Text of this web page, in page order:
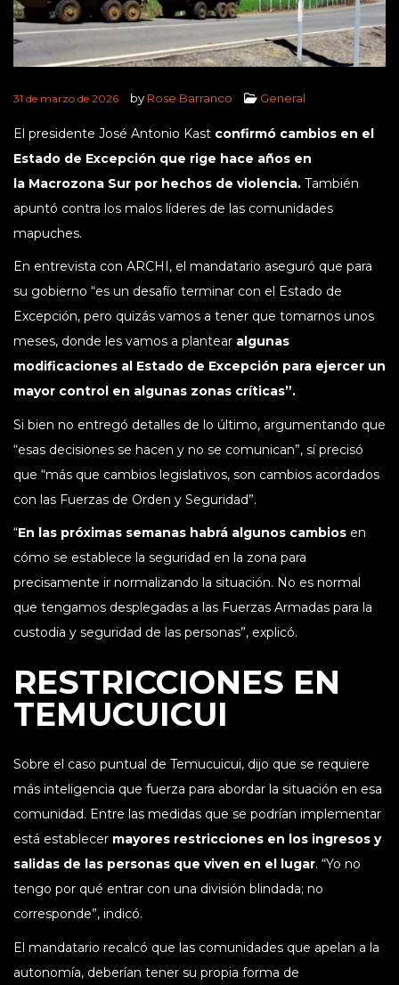
31 de marzo de 2026 by Rose Barranco General
El presidente José Antonio Kast confirmó cambios en el
Estado de Excepción que rige hace años en
la Macrozona Sur por hechos de violencia. También
apuntó contra los malos líderes de las comunidades
mapuches.
En entrevista con ARCHI, el mandatario aseguró que para
su gobierno “es un desafío terminar con el Estado de
Excepción, pero quizás vamos a tener que tomarnos unos
meses, donde les vamos a plantear algunas
modificaciones al Estado de Excepción para ejercer un
mayor control en algunas zonas críticas”.
Si bien no entregó detalles de lo último, argumentando que
“esas decisiones se hacen y no se comunican”, sí precisó
que “más que cambios legislativos, son cambios acordados
con las Fuerzas de Orden y Seguridad”.
“En las próximas semanas habrá algunos cambios en
cómo se establece la seguridad en la zona para
precisamente ir normalizando la situación. No es normal
que tengamos desplegadas a las Fuerzas Armadas para la
custodia y seguridad de las personas”, explicó.
RESTRICCIONES EN
TEMUCUICUI
Sobre el caso puntual de Temucuicui, dijo que se requiere
más inteligencia que fuerza para abordar la situación en esa
comunidad. Entre las medidas que se podrían implementar
está establecer mayores restricciones en los ingresos y
salidas de las personas que viven en el lugar. “Yo no
tengo por qué entrar con una división blindada; no
corresponde”, indicó.
El mandatario recalcó que las comunidades que apelan a la
autonomía, deberían tener su propia forma de